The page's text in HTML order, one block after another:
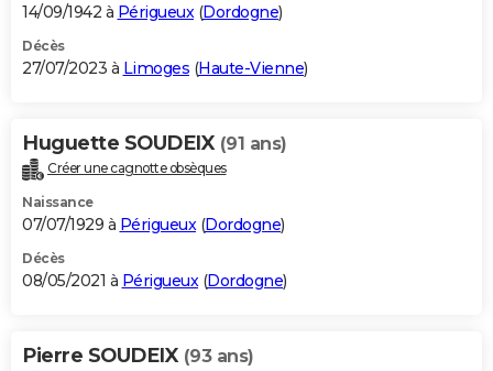
14/09/1942 à Périgueux(Dordogne)
Décès
27/07/2023 à Limoges (Haute-Vienne)
Huguette SOUDEIX (91 ans)
Créer une cagnotte obsèques
Naissance
07/07/1929 à Périgueux(Dordogne)
Décès
08/05/2021 à Périgueux(Dordogne)
Pierre SOUDEIX (93 ans)